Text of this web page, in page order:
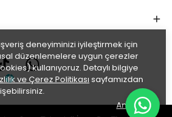
deneyiminizi iyileştirmek için
düzenlemelere uygun çerezler
kullanıyoruz. Detaylı bilgiye
ve Çerez Politikası sayfamızdan
Anladım